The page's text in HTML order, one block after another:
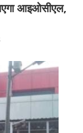
आइओसीएल,